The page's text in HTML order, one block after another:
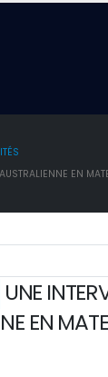
EN
UNE
EN